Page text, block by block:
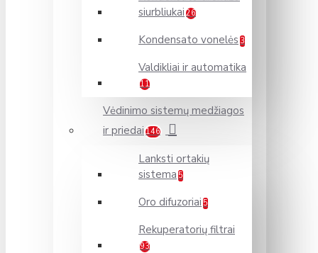
siurbliukai 26
Kondensato vonelės 3
Valdikliai ir automatika
11
Vėdinimo sistemų medžiagos
ir priedai 146
Lanksti ortakių
sistema 5
Oro difuzoriai 5
Rekuperatorių filtrai
93